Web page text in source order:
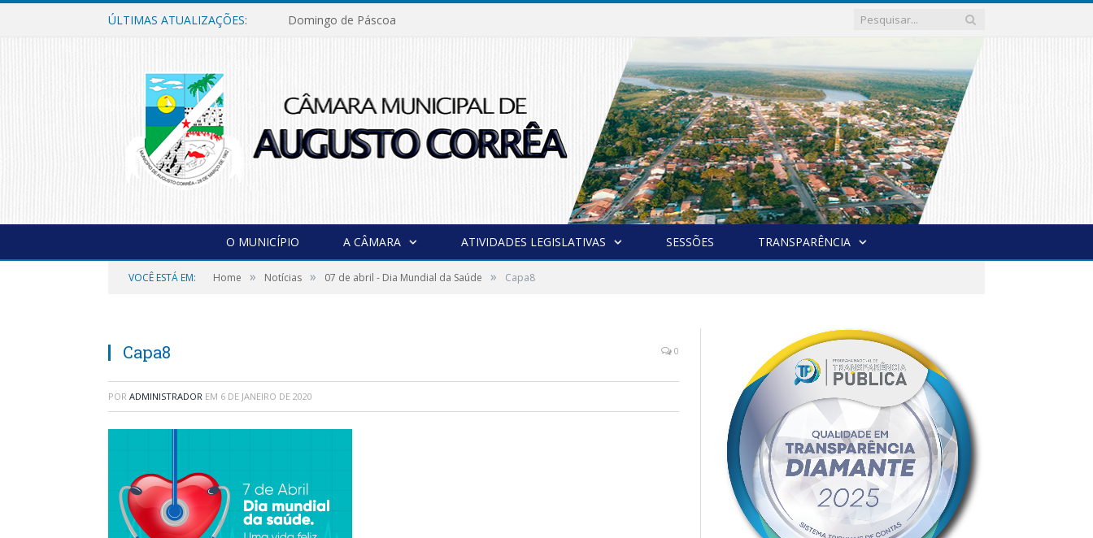
ÚLTIMAS ATUALIZAÇÕES: Domingo de Páscoa
O MUNICÍPIO A CÂMARA ATIVIDADES LEGISLATIVAS SESSÕES TRANSPARÊNCIA
VOCÊ ESTÁ EM: Home » Notícias » 07 de abril - Dia Mundial da Saúde » Capa8
Capa8 0
POR ADMINISTRADOR EM 6 DE JANEIRO DE 2020